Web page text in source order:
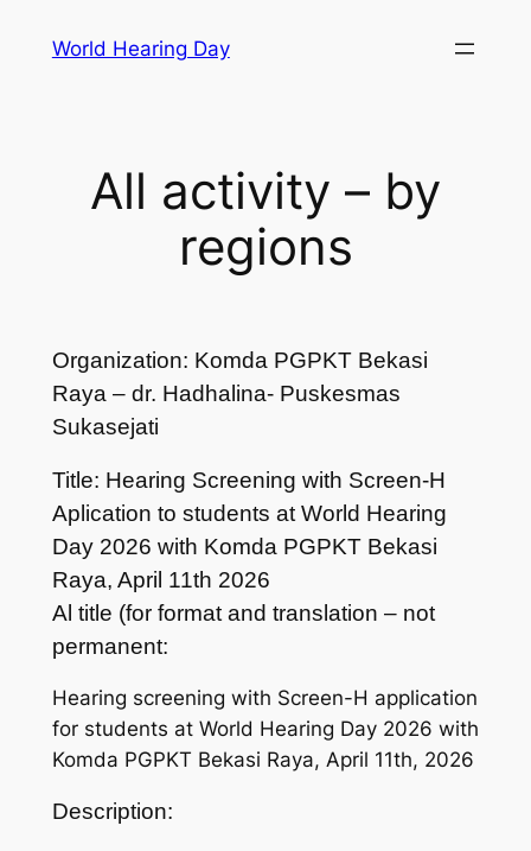
World Hearing Day
All activity – by
regions
Organization: Komda PGPKT Bekasi
Raya – dr. Hadhalina- Puskesmas
Sukasejati
Title: Hearing Screening with Screen-H
Aplication to students at World Hearing
Day 2026 with Komda PGPKT Bekasi
Raya, April 11th 2026
Al title (for format and translation – not
permanent:
Hearing screening with Screen-H application
for students at World Hearing Day 2026 with
Komda PGPKT Bekasi Raya, April 11th, 2026
Description: